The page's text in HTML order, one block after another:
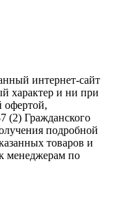
интернет-сайт
характер и ни при
офертой,
(2) Гражданского
подробной
товаров и
менеджерам по